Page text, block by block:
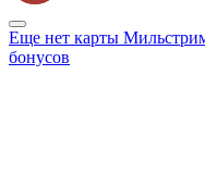
Еще нет карты
бонусов